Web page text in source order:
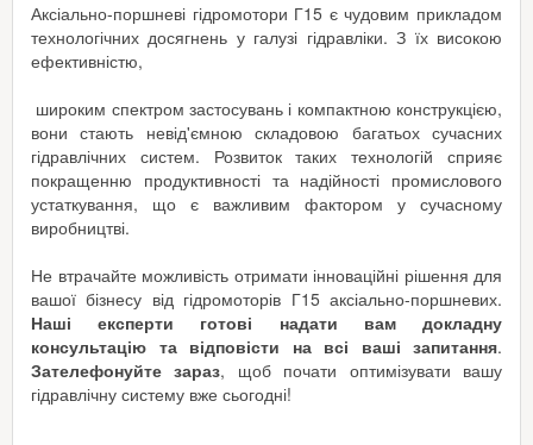
Аксіально-поршневі гідромотори Г15 є чудовим прикладом
технологічних досягнень у галузі гідравліки. З їх високою
ефективністю,
широким спектром застосувань і компактною конструкцією,
вони стають невід'ємною складовою багатьох сучасних
гідравлічних систем. Розвиток таких технологій сприяє
покращенню продуктивності та надійності промислового
устаткування, що є важливим фактором у сучасному
виробництві.
Не втрачайте можливість отримати інноваційні рішення для
вашої бізнесу від гідромоторів Г15 аксіально-поршневих.
Наші експерти готові надати вам докладну
консультацію та відповісти на всі ваші запитання.
Зателефонуйте зараз, щоб почати оптимізувати вашу
гідравлічну систему вже сьогодні!